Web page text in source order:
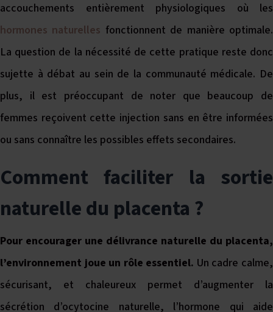
accouchements entièrement physiologiques où les
hormones naturelles fonctionnent de manière optimale.
La question de la nécessité de cette pratique reste donc
sujette à débat au sein de la communauté médicale. De
plus, il est préoccupant de noter que beaucoup de
femmes reçoivent cette injection sans en être informées
ou sans connaître les possibles effets secondaires.
Comment faciliter la sortie
naturelle du placenta ?
Pour encourager une délivrance naturelle du placenta,
l’environnement joue un rôle essentiel. Un cadre calme,
sécurisant, et chaleureux permet d’augmenter la
sécrétion d’ocytocine naturelle, l’hormone qui aide